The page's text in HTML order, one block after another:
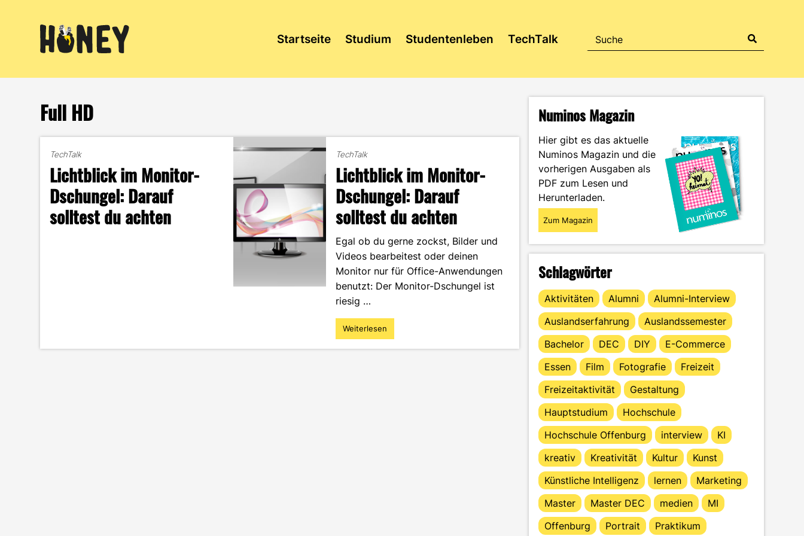
Startseite Studium Studentenleben TechTalk
Full HD
TechTalk
Lichtblick im Monitor-
Dschungel: Darauf
solltest du achten
TechTalk
Lichtblick im Monitor-
Dschungel: Darauf
solltest du achten
Egal ob du gerne zockst, Bilder und
Videos bearbeitest oder deinen
Monitor nur für Office-Anwendungen
benutzt: Der Monitor-Dschungel ist
riesig …
"Lichtblick
im
Weiterlesen
Numinos Magazin
Hier gibt es das aktuelle
Numinos Magazin und die
vorherigen Ausgaben als
PDF zum Lesen und
Herunterladen.
Zum Magazin
Schlagwörter
Aktivitäten Alumni
Alumni-Interview
Auslandserfahrung
Auslandssemester
Bachelor
DEC DIY
E-Commerce
Essen
Film Fotografie
Freizeit
Freizeitaktivität
Gestaltung
Hauptstudium
Hochschule
Hochschule Offenburg
interview
KI
kreativ
Kreativität Kultur
Kunst
Künstliche Intelligenz
lernen
Marketing
Master
Master DEC medien
MI
Offenburg
Portrait
Praktikum